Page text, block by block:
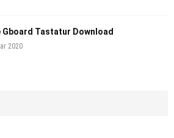
Gboard Tastatur Download
2020